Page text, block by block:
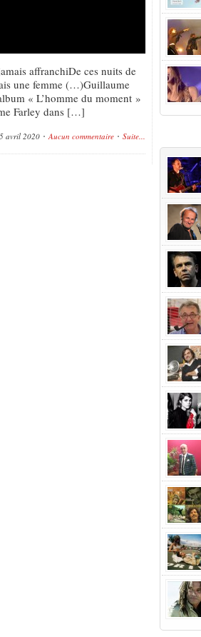
affranchiDe ces nuits de
une femme (…)Guillaume
« L’homme du moment »
Farley dans […]
5 avril 2020 Aucun commentaire Suite...